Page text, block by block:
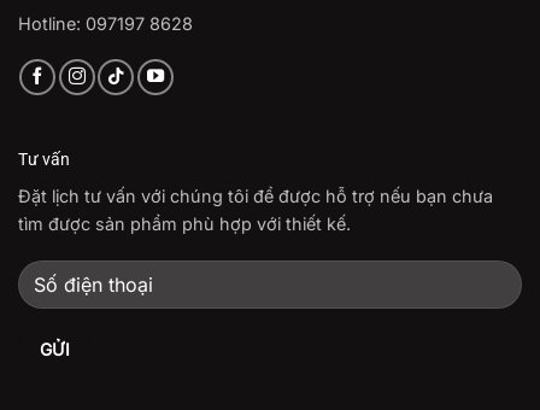
Hotline: 097197 8628
Tư vấn
Đặt lịch tư vấn với chúng tôi để được hỗ trợ nếu bạn chưa
tìm được sản phẩm phù hợp với thiết kế.